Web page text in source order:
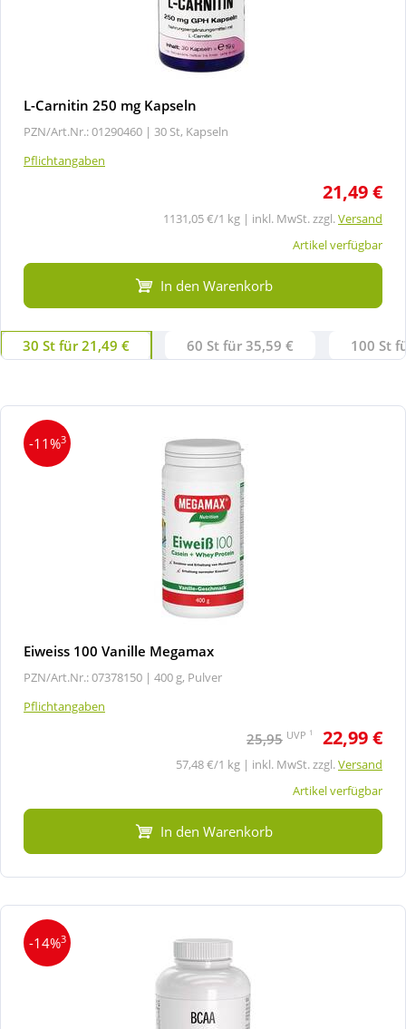
L-Carnitin 250 mg Kapseln
PZN/Art.Nr.: 01290460 | 30 St, Kapseln
Pflichtangaben
21,49 €
1131,05 €/1 kg | inkl. MwSt. zzgl.Versand
Artikel verfügbar
In den Warenkorb
30 St für 21,49 € 60 St für 35,59 € 100 St
-11%3
Eiweiss 100 Vanille Megamax
PZN/Art.Nr.: 07378150 | 400 g, Pulver
Pflichtangaben
25,95 UVP 1 22,99 €
57,48 €/1 kg | inkl. MwSt. zzgl.Versand
Artikel verfügbar
In den Warenkorb
-14%3